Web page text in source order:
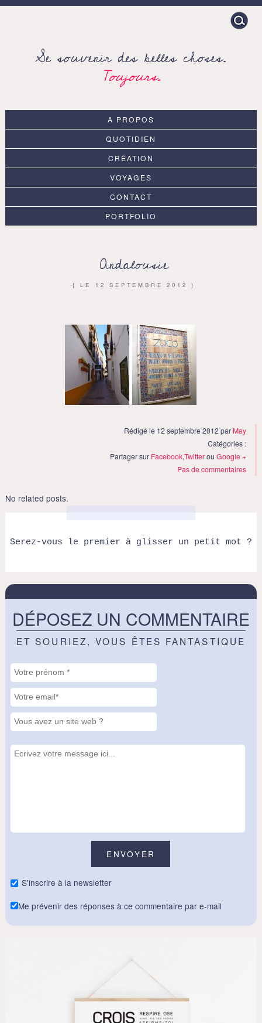
Search
for:
Se souvenir des belles choses.
Toujours.
A PROPOS
QUOTIDIEN
CRÉATION
VOYAGES
CONTACT
PORTFOLIO
Andalousie
{ LE 12 SEPTEMBRE 2012 }
Rédigé le 12 septembre 2012 par May
Catégories :
Partager sur Facebook,TwitterouGoogle +
Pas de commentaires
No related posts.
Serez-vous le premier à glisser un petit mot ?
DÉPOSEZ UN COMMENTAIRE
ET SOURIEZ, VOUS ÊTES FANTASTIQUE
S'inscrire à la newsletter
Me prévenir des réponses à ce commentaire par e-mail